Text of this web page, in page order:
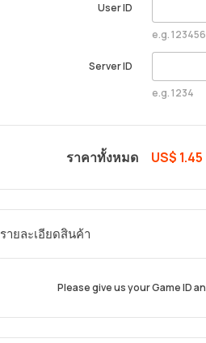
User ID
e.g.
Server ID
e.g. 1234
ราคาทั้งหมด US$ 1.45
รายละเอียดสินค้า
Please give us your Game ID